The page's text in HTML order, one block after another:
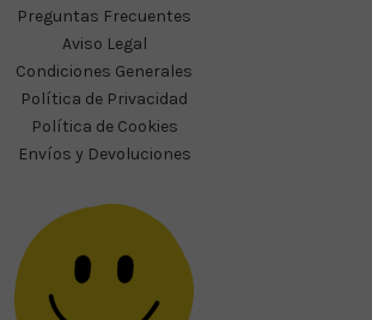
Preguntas Frecuentes
Aviso Legal
Condiciones Generales
Política de Privacidad
Política de Cookies
Envíos y Devoluciones